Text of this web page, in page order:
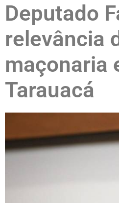
Deputado
relevância
maçonaria
Tarauacá